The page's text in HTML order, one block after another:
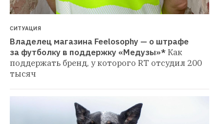
СИТУАЦИЯ
Владелец магазина Feelosophy — о штрафе
за футболку в поддержку «Медузы»*Как
поддержать бренд, у которого RT отсудил 200
тысяч